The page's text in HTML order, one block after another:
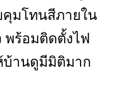
มโทนสีภายใน
พร้อมติดตั้งไฟ
บ้านดูมีมิติมาก